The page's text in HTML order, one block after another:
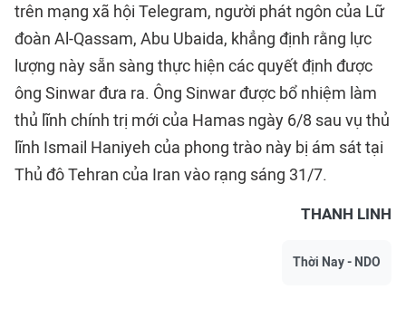
trên mạng xã hội Telegram, người phát ngôn của Lữ
đoàn Al-Qassam, Abu Ubaida, khẳng định rằng lực
lượng này sẵn sàng thực hiện các quyết định được
ông Sinwar đưa ra. Ông Sinwar được bổ nhiệm làm
thủ lĩnh chính trị mới của Hamas ngày 6/8 sau vụ thủ
lĩnh Ismail Haniyeh của phong trào này bị ám sát tại
Thủ đô Tehran của Iran vào rạng sáng 31/7.
THANH LINH
Thời Nay - NDO